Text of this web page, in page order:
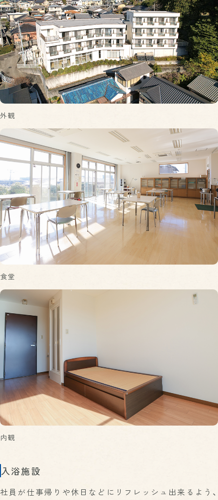
外観
食堂
内観
入浴施設
社員が仕事帰りや休日などにリフレッシュ出来るよう、